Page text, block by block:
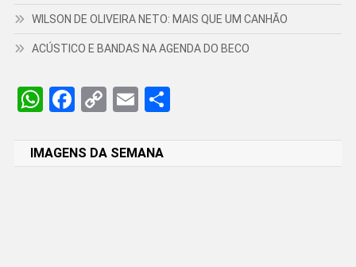
WILSON DE OLIVEIRA NETO: MAIS QUE UM CANHÃO
ACÚSTICO E BANDAS NA AGENDA DO BECO
WhatsApp
Facebook
CopyEmailShare
IMAGENS DA SEMANA